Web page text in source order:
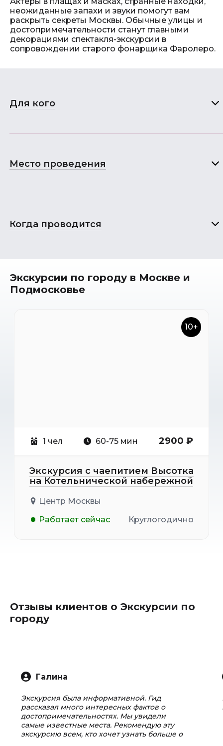
неожиданные запахи и звуки помогут вам
раскрыть секреты Москвы. Обычные улицы и
достопримечательности станут главными
декорациями спектакля-экскурсии в
сопровождении старого фонарщика Фаролеро.
Для кого
Место проведения
Когда проводится
Экскурсии по городу в Москве и
Подмосковье
10+
1 чел 60-75 мин 2900 ₽
Экскурсия с чаепитием Высотка
на Котельнической набережной
Центр Москвы
Работает сейчас
Круглогодично
Отзывы клиентов о Экскурсии по
городу
Галина
Экскурсия была информативной. Гид
рассказал много интересных фактов о
достопримечательностях. Мы увидели
самые известные места. Рекомендую эту
экскурсию всем, кто хочет узнать больше о